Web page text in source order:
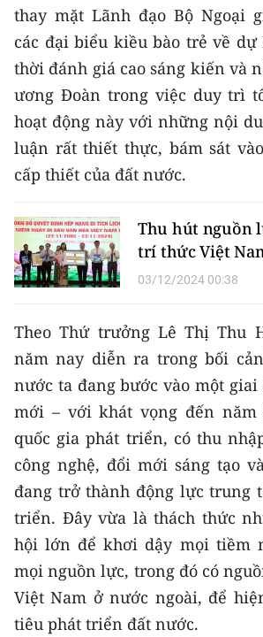
Media Văn hóa
Media Xã hội
Media Pháp luật
Media Du lịch
Media Thế giới
Media Thể thao
Media Giáo dục
Media Y tế
Media Khoa học - Công nghệ
Media Môi trường
Ảnh
Infographic
TIN MỚI
TIN ĐỊA PHƯƠNG
Trung du và miền núi phía Bắc
Đồng bằng sông Hồng
thay mặt Lãnh đạo Bộ Ngoại
các đại biểu kiều bào trẻ về dự
thời đánh giá cao sáng kiến và
ương Đoàn trong việc duy trì
hoạt động này với những nội
luận rất thiết thực, bám sát
cấp thiết của đất nước.
Thu hút nguồn
trí thức Việt
03/12/2024 00:38
Theo Thứ trưởng Lê Thị Thu
năm nay diễn ra trong bối
nước ta đang bước vào một
mới – với khát vọng đến năm
quốc gia phát triển, có thu
công nghệ, đổi mới sáng tạo
đang trở thành động lực trung
triển. Đây vừa là thách thức
hội lớn để khơi dậy mọi tiềm
mọi nguồn lực, trong đó có
Việt Nam ở nước ngoài, để
tiêu phát triển đất nước.